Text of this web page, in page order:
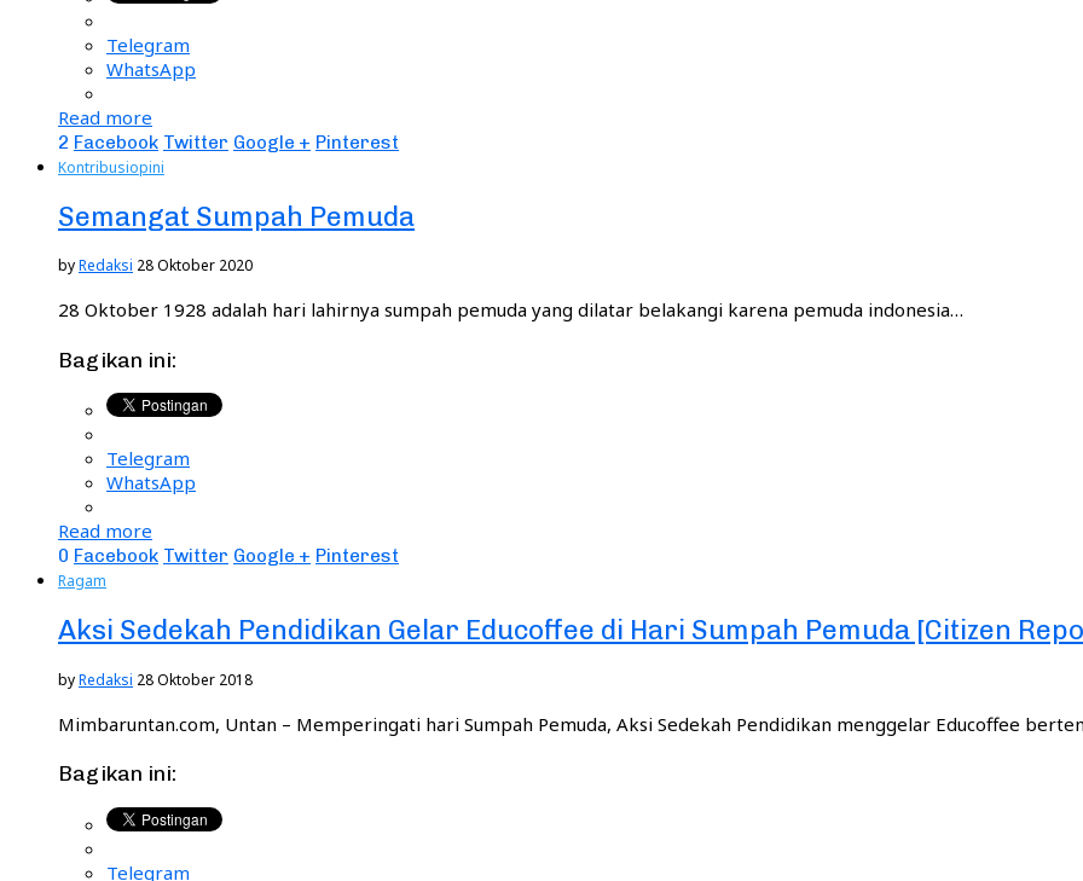
Telegram
WhatsApp
Read more
2 Facebook Twitter Google + Pinterest
Kontribusiopini
Semangat Sumpah Pemuda
byRedaksi 28 Oktober 2020
28 Oktober 1928 adalah hari lahirnya sumpah pemuda yang dilatar belakangi karena pemuda indonesia…
Bagikan ini:
Telegram
WhatsApp
Read more
0 Facebook Twitter Google + Pinterest
Ragam
Aksi Sedekah Pendidikan Gelar Educoffee di Hari Sumpah Pemuda [Citizen
byRedaksi 28 Oktober 2018
Mimbaruntan.com, Untan – Memperingati hari Sumpah Pemuda, Aksi Sedekah Pendidikan menggelar Educoffee
Bagikan ini:
Telegram